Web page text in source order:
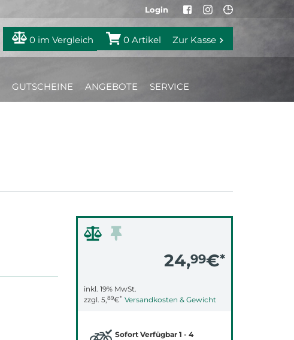
Login
0 im Vergleich 0 Artikel Zur Kasse
GUTSCHEINE ANGEBOTE SERVICE
24,99€*
inkl. 19% MwSt.
zzgl. 5,89€* Versandkosten & Gewicht
Sofort Verfügbar 1 - 4